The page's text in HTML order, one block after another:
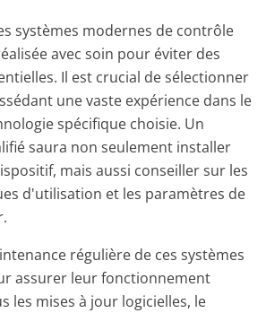
systèmes modernes de contrôle
avec soin pour éviter des
Il est crucial de sélectionner
une vaste expérience dans le
spécifique choisie. Un
saura non seulement installer
mais aussi conseiller sur les
d'utilisation et les paramètres de
régulière de ces systèmes
assurer leur fonctionnement
les mises à jour logicielles, le